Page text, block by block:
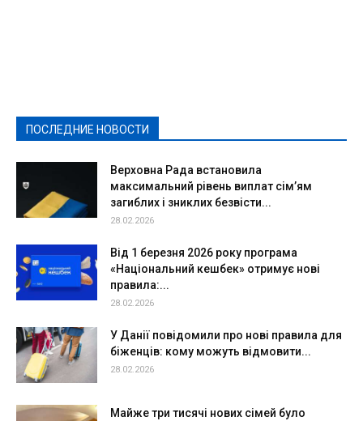
ПОСЛЕДНИЕ НОВОСТИ
Верховна Рада встановила
максимальний рівень виплат сім’ям
загиблих і зниклих безвісти...
28.02.2026
Від 1 березня 2026 року програма
«Національний кешбек» отримує нові
правила:...
28.02.2026
У Данії повідомили про нові правила для
біженців: кому можуть відмовити...
28.02.2026
Майже три тисячі нових сімей було